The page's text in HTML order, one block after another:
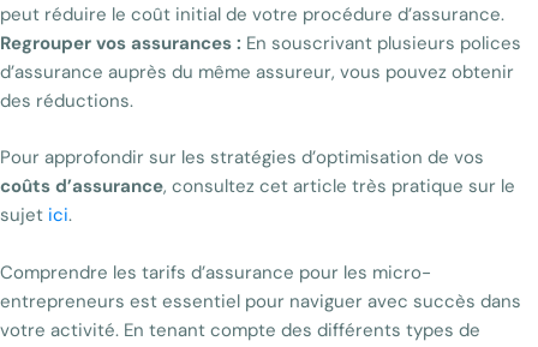
peut réduire le coût initial de votre procédure d’assurance.
Regrouper vos assurances : En souscrivant plusieurs polices
d’assurance auprès du même assureur, vous pouvez obtenir
des réductions.
Pour approfondir sur les stratégies d’optimisation de vos
coûts d’assurance, consultez cet article très pratique sur le
sujet ici.
Comprendre les tarifs d’assurance pour les micro-
entrepreneurs est essentiel pour naviguer avec succès dans
votre activité. En tenant compte des différents types de